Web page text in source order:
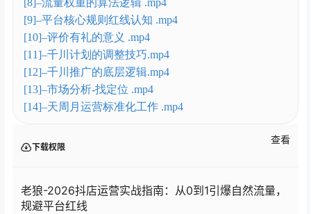
[8]–流量权重的算法逻辑 .mp4
[9]–平台核心规则红线认知 .mp4
[10]–评价有礼的意义 .mp4
[11]–千川计划的调整技巧.mp4
[12]–千川推广的底层逻辑.mp4
[13]–市场分析-找定位 .mp4
[14]–天周月运营标准化工作 .mp4
下载权限
查看
老狼-2026抖店运营实战指南：从0到1引爆自然流量，
规避平台红线